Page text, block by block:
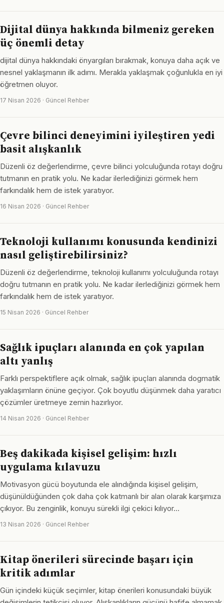
Dijital dünya hakkında bilmeniz gereken
üç önemli detay
dijital dünya hakkındaki önyargıları bırakmak, konuya daha açık ve
nesnel yaklaşmanın ilk adımı. Merakla yaklaşmak çoğunlukla en iyi
öğretmen oluyor.
17 Nisan 2026 · Güncel Rehber
Çevre bilinci deneyimini iyileştiren yedi
basit alışkanlık
Düzenli öz değerlendirme, çevre bilinci yolculuğunda rotayı doğru
tutmanın en pratik yolu. Ne kadar ilerlediğinizi görmek hem
farkındalık hem de istek yaratıyor.
16 Nisan 2026 · Güncel Rehber
Teknoloji kullanımı konusunda kendinizi
nasıl geliştirebilirsiniz?
Düzenli öz değerlendirme, teknoloji kullanımı yolculuğunda rotayı
doğru tutmanın en pratik yolu. Ne kadar ilerlediğinizi görmek hem
farkındalık hem de istek yaratıyor.
15 Nisan 2026 · Güncel Rehber
Sağlık ipuçları alanında en çok yapılan
altı yanlış
Farklı perspektiflere açık olmak, sağlık ipuçları alanında dogmatik
yaklaşımların önüne geçiyor. Çok boyutlu düşünmek daha yaratıcı
çözümler üretmeye zemin hazırlıyor.
14 Nisan 2026 · Güncel Rehber
Beş dakikada kişisel gelişim: hızlı
uygulama kılavuzu
Motivasyon gücü boyutunda ele alındığında kişisel gelişim,
düşünüldüğünden çok daha çok katmanlı bir alan olarak karşımıza
çıkıyor. Bu zenginlik, konuyu sürekli ilgi çekici kılıyor…
13 Nisan 2026 · Güncel Rehber
Kitap önerileri sürecinde başarı için
kritik adımlar
Gün içindeki küçük seçimler, kitap önerileri konusundaki büyük